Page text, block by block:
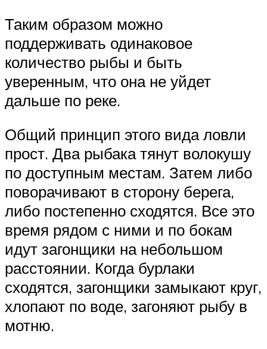
Таким образом можно
поддерживать одинаковое
количество рыбы и быть
уверенным, что она не уйдет
дальше по реке.
Общий принцип этого вида ловли
прост. Два рыбака тянут волокушу
по доступным местам. Затем либо
поворачивают в сторону берега,
либо постепенно сходятся. Все это
время рядом с ними и по бокам
идут загонщики на небольшом
расстоянии. Когда бурлаки
сходятся, загонщики замыкают круг,
хлопают по воде, загоняют рыбу в
мотню.